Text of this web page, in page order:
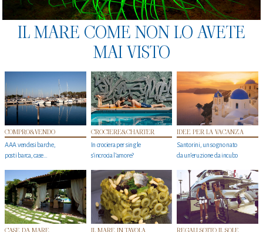
IL MARE COME NON LO AVETE
MAI VISTO
COMPRO&VENDO
AAA vendesi barche,
posti barca, case…
CROCIERE&CHARTER
In crociera per single
s'incrocia l’amore?
IDEE PER LA VACANZA
Santorini, un sogno nato
da un’eruzione da incubo